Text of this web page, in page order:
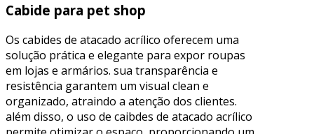
Cabide para pet shop
Os cabides de atacado acrílico oferecem uma
solução prática e elegante para expor roupas
em lojas e armários. sua transparência e
resistência garantem um visual clean e
organizado, atraindo a atenção dos clientes.
além disso, o uso de caibdes de atacado acrílico